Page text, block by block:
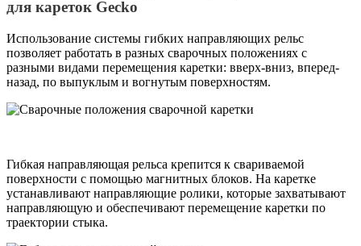
для кареток Gecko
Использование системы гибких направляющих рельс
позволяет работать в разных сварочных положениях с
разными видами перемещения каретки: вверх-вниз, вперед-
назад, по выпуклым и вогнутым поверхностям.
Гибкая направляющая рельса крепится к свариваемой
поверхности с помощью магнитных блоков. На каретке
устанавливают направляющие ролики, которые захватывают
направляющую и обеспечивают перемещение каретки по
траектории стыка.